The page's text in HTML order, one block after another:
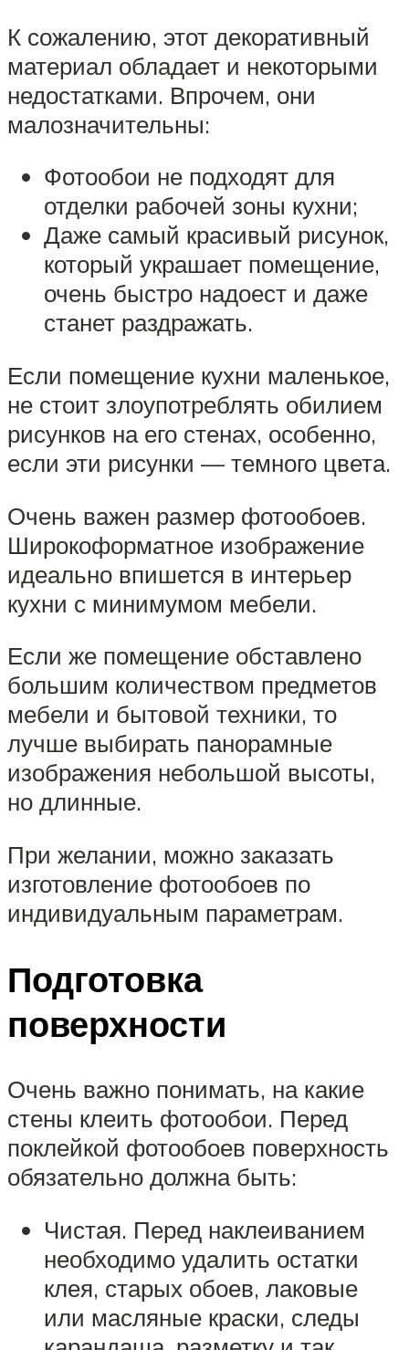
К сожалению, этот декоративный
материал обладает и некоторыми
недостатками. Впрочем, они
малозначительны:
Фотообои не подходят для
отделки рабочей зоны кухни;
Даже самый красивый рисунок,
который украшает помещение,
очень быстро надоест и даже
станет раздражать.
Если помещение кухни маленькое,
не стоит злоупотреблять обилием
рисунков на его стенах, особенно,
если эти рисунки — темного цвета.
Очень важен размер фотообоев.
Широкоформатное изображение
идеально впишется в интерьер
кухни с минимумом мебели.
Если же помещение обставлено
большим количеством предметов
мебели и бытовой техники, то
лучше выбирать панорамные
изображения небольшой высоты,
но длинные.
При желании, можно заказать
изготовление фотообоев по
индивидуальным параметрам.
Подготовка
поверхности
Очень важно понимать, на какие
стены клеить фотообои. Перед
поклейкой фотообоев поверхность
обязательно должна быть:
Чистая. Перед наклеиванием
необходимо удалить остатки
клея, старых обоев, лаковые
или масляные краски, следы